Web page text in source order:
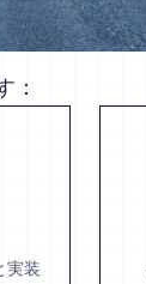
：
実装